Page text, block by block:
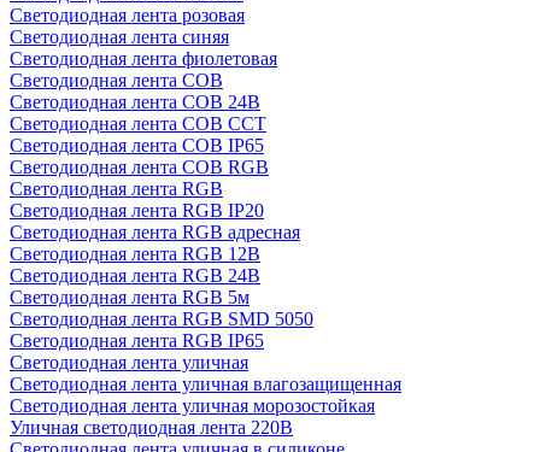
Светодиодная лента розовая
Светодиодная лента синяя
Светодиодная лента фиолетовая
Светодиодная лента COB
Светодиодная лента COB 24В
Светодиодная лента COB CCT
Светодиодная лента COB IP65
Светодиодная лента COB RGB
Светодиодная лента RGB
Светодиодная лента RGB IP20
Светодиодная лента RGB адресная
Светодиодная лента RGB 12В
Светодиодная лента RGB 24В
Светодиодная лента RGB 5м
Светодиодная лента RGB SMD 5050
Светодиодная лента RGB IP65
Светодиодная лента уличная
Светодиодная лента уличная влагозащищенная
Светодиодная лента уличная морозостойкая
Уличная светодиодная лента 220В